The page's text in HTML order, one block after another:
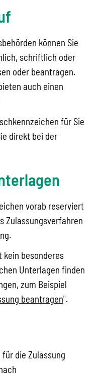
können Sie
schriftlich oder
oder beantragen.
auch einen
für Sie
direkt bei der
vorab reserviert
Zulassungsverfahren
kein besonderes
Unterlagen finden
zum Beispiel
beantragen".
die Zulassung